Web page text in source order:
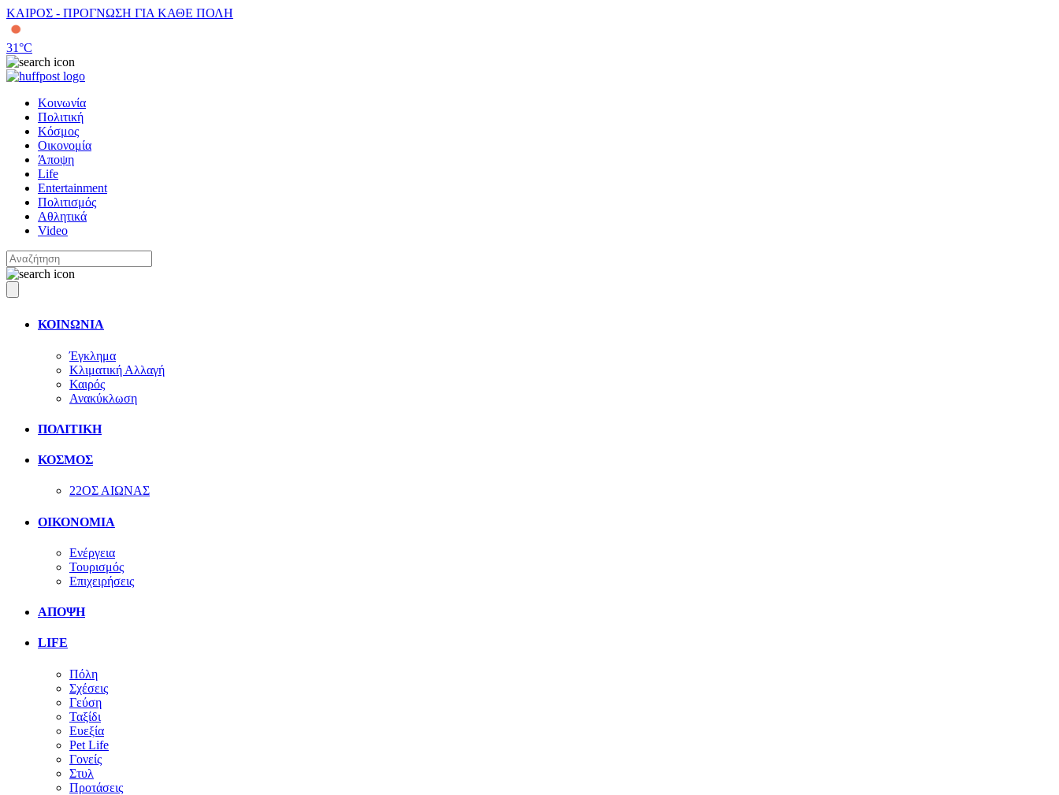
ΚΑΙΡΟΣ - ΠΡΟΓΝΩΣΗ ΓΙΑ ΚΑΘΕ ΠΟΛΗ
31°C
Κοινωνία
Πολιτική
Κόσμος
Οικονομία
Άποψη
Life
Entertainment
Πολιτισμός
Αθλητικά
Video
ΚΟΙΝΩΝΙΑ
Έγκλημα
Κλιματική Αλλαγή
Καιρός
Ανακύκλωση
ΠΟΛΙΤΙΚΗ
ΚΟΣΜΟΣ
22ΟΣ ΑΙΩΝΑΣ
ΟΙΚΟΝΟΜΙΑ
Ενέργεια
Τουρισμός
Επιχειρήσεις
ΑΠΟΨΗ
LIFE
Πόλη
Σχέσεις
Γεύση
Ταξίδι
Ευεξία
Pet Life
Γονείς
Στυλ
Προτάσεις